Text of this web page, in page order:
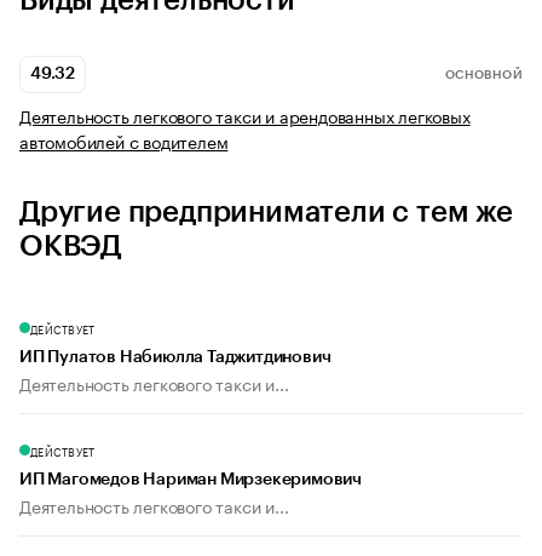
49.32 ОСНОВНОЙ
Деятельность легкового такси и арендованных легковых
автомобилей с водителем
Другие предприниматели с тем же
ОКВЭД
ДЕЙСТВУЕТ
ИП Пулатов Набиюлла Таджитдинович
Деятельность легкового такси и...
ДЕЙСТВУЕТ
ИП Магомедов Нариман Мирзекеримович
Деятельность легкового такси и...